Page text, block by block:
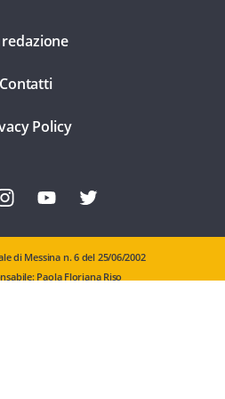
redazione
Contatti
Policy
di Messina n. 6 del 25/06/2002
Paola Floriana Riso